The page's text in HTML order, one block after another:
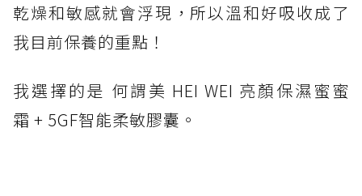
乾燥和敏感就會浮現，所以溫和好吸收成了
我目前保養的重點！
我選擇的是 何謂美 HEI WEI 亮顏保濕蜜蜜
霜 + 5GF智能柔敏膠囊。